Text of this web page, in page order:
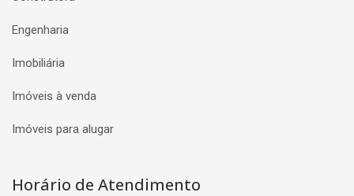
Engenharia
Imobiliária
Imóveis à venda
Imóveis para alugar
Horário de Atendimento